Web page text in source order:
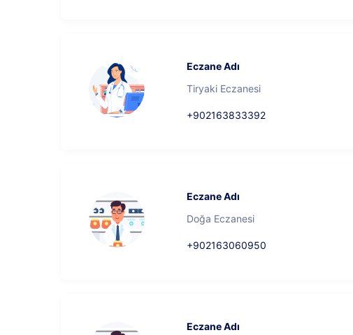
Eczane Adı
Tiryaki Eczanesi
+902163833392
Eczane Adı
Doğa Eczanesi
+902163060950
Eczane Adı